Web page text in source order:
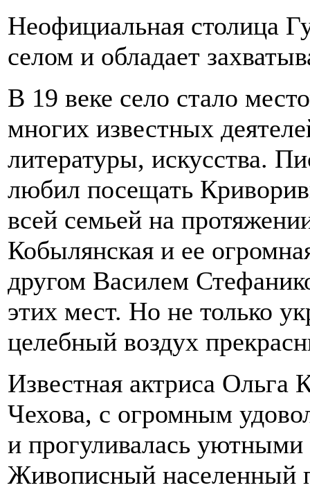
Неофициальная столица
селом и обладает
В 19 веке село стало
многих известных
литературы, искусства.
любил посещать
всей семьей на
Кобылянская и ее
другом Василем
этих мест. Но не только
целебный воздух
Известная актриса Ольга
Чехова, с огромным
и прогуливалась
Живописный населенный